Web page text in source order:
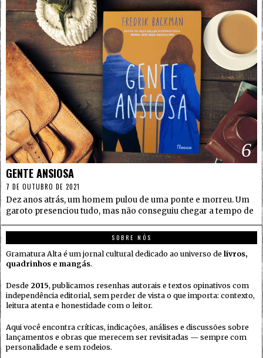
6
GENTE ANSIOSA
7 DE OUTUBRO DE 2021
Dez anos atrás, um homem pulou de uma ponte e morreu. Um
garoto presenciou tudo, mas não conseguiu chegar a tempo de
SOBRE NÓS
Gramatura Alta é um jornal cultural dedicado ao universo de livros,
quadrinhos e mangás.
Desde 2015, publicamos resenhas autorais e textos opinativos com
independência editorial, sem perder de vista o que importa: contexto,
leitura atenta e honestidade com o leitor.
Aqui você encontra críticas, indicações, análises e discussões sobre
lançamentos e obras que merecem ser revisitadas — sempre com
personalidade e sem rodeios.